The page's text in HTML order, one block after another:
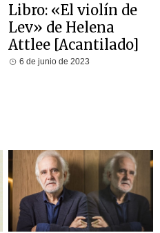
Libro: «El violín de
Lev» de Helena
Attlee [Acantilado]
6 de junio de 2023